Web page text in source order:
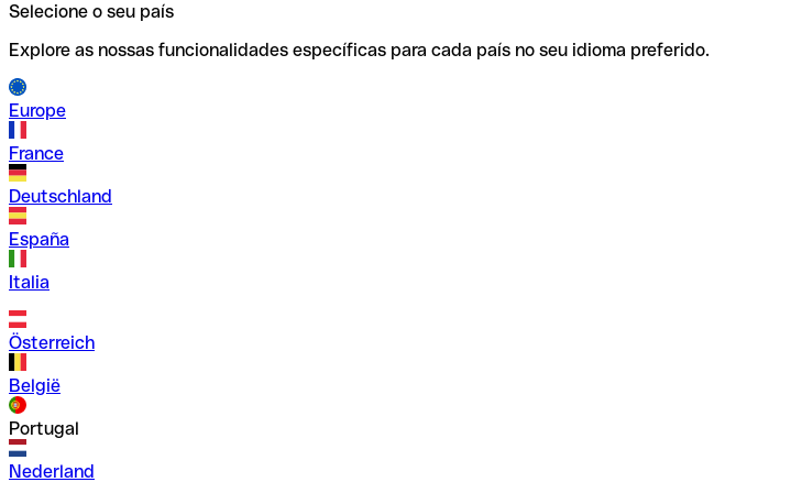
Selecione o seu país
Explore as nossas funcionalidades específicas para cada país no seu idioma preferido.
Europe
France
Deutschland
España
Italia
Österreich
België
Portugal
Nederland